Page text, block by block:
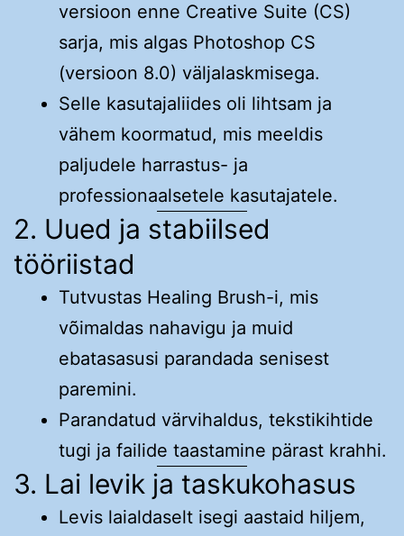
versioon enne Creative Suite (CS)
sarja, mis algas Photoshop CS
(versioon 8.0) väljalaskmisega.
Selle kasutajaliides oli lihtsam ja
vähem koormatud, mis meeldis
paljudele harrastus- ja
professionaalsetele kasutajatele.
2. Uued ja stabiilsed
tööriistad
Tutvustas Healing Brush-i, mis
võimaldas nahavigu ja muid
ebatasasusi parandada senisest
paremini.
Parandatud värvihaldus, tekstikihtide
tugi ja failide taastamine pärast krahhi.
3. Lai levik ja taskukohasus
Levis laialdaselt isegi aastaid hiljem,